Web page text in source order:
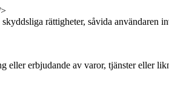
rättigheter, såvida användaren
eller erbjudande av varor, tjänster eller